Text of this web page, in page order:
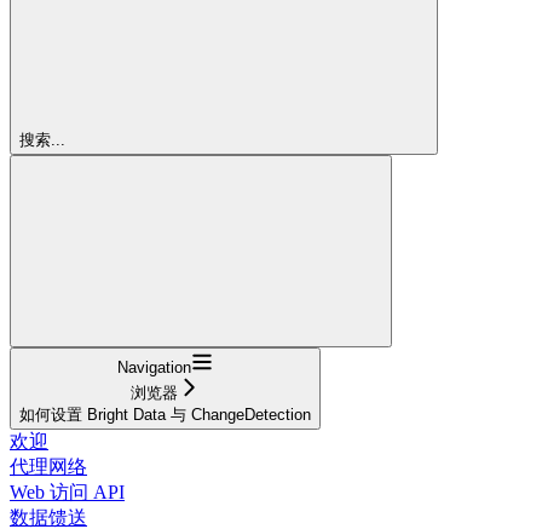
搜索...
Navigation
浏览器
如何设置 Bright Data 与 ChangeDetection
欢迎
代理网络
Web 访问 API
数据馈送